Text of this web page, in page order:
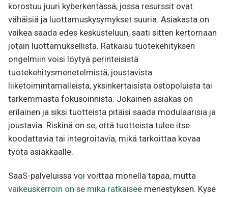
korostuu juuri kyberkentässä, jossa resurssit ovat
vähäisiä ja luottamuskysymykset suuria. Asiakasta on
vaikea saada edes keskusteluun, saati sitten kertomaan
jotain luottamuksellista. Ratkaisu tuotekehityksen
ongelmiin voisi löytyä perinteisistä
tuotekehitysmenetelmistä, joustavista
liiketoimintamalleista, yksinkertaisista ostopoluista tai
tarkemmasta fokusoinnista. Jokainen asiakas on
erilainen ja siksi tuotteista pitäisi saada modulaarisia ja
joustavia. Riskinä on se, että tuotteista tulee itse
koodattavia tai integroitavia, mikä tarkoittaa kovaa
työtä asiakkaalle.
SaaS-palveluissa voi voittaa monella tapaa, mutta
vaikeuskerroin on se mikä ratkaisee menestyksen. Kyse